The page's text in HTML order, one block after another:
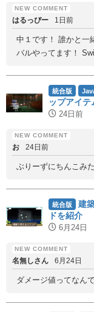
はるっぴー 1日前
中１です！ 誰かと一
バルやってます！
統合版
ップアイ
に必須！
24日前
お 24日前
ぶりーずにちんこみ
統合版
建
ドを紹介
6月24日
名無しさん 6月24日
ダメージ値ってなん